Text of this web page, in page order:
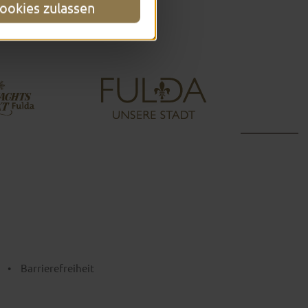
zulassen
• Barrierefreiheit